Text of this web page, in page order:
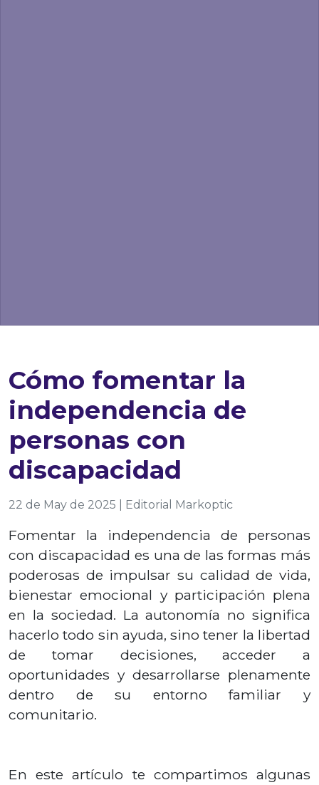
Cómo fomentar la
independencia de
personas con
discapacidad
22 de May de 2025 | Editorial Markoptic
Fomentar la independencia de personas
con discapacidad es una de las formas más
poderosas de impulsar su calidad de vida,
bienestar emocional y participación plena
en la sociedad. La autonomía no significa
hacerlo todo sin ayuda, sino tener la libertad
de tomar decisiones, acceder a
oportunidades y desarrollarse plenamente
dentro de su entorno familiar y
comunitario.
En este artículo te compartimos algunas